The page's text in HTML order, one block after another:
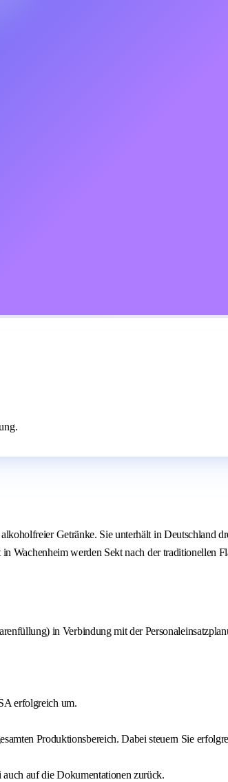
Getränke. Sie unterhält in Deutschland
Wachenheim werden Sekt nach der traditionellen
in Verbindung mit der
erfolgreich um.
Produktionsbereich. Dabei steuern Sie
auf die Dokumentationen zurück.